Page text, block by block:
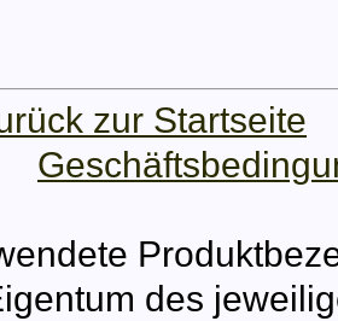
zur Startseite
des